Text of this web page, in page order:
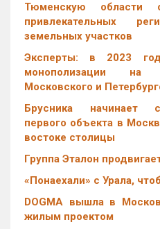
Тюменскую области
привлекательных
земельных участков
Эксперты: в 2023
монополизации на
Московского и
Брусника начинает
первого объекта в
востоке столицы
Группа Эталон
«Понаехали» с Урала,
DOGMA вышла в
жилым проектом